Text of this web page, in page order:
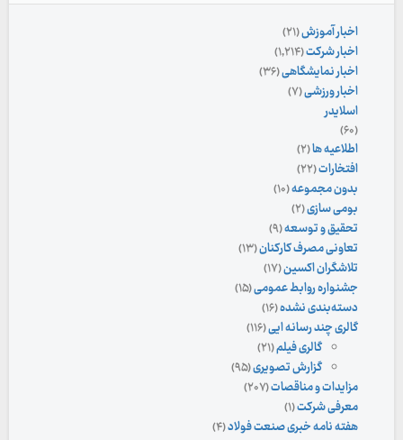
اخبار آموزش(۲۱)
اخبار شرکت(۱,۲۱۴)
اخبار نمایشگاهی(۳۶)
اخبار ورزشی(۷)
اسلایدر
(۶۰)
اطلاعیه ها(۲)
افتخارات(۲۲)
بدون مجموعه(۱۰)
بومی سازی(۲)
تحقیق و توسعه(۹)
تعاونی مصرف کارکنان(۱۳)
تلاشگران اکسین(۱۷)
جشنواره روابط عمومی(۱۵)
دسته‌بندی نشده(۱۶)
گالری چند رسانه ایی(۱۱۶)
گالری فیلم(۲۱)
گزارش تصویری(۹۵)
مزایدات و مناقصات(۲۰۷)
معرفی شرکت(۱)
هفته نامه خبری صنعت فولاد(۴)